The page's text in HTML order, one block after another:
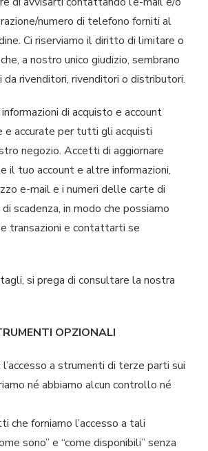
numero di telefono forniti al
Ci riserviamo il diritto di limitare o
a nostro unico giudizio, sembrano
rivenditori, rivenditori o distributori.
di acquisto e account
accurate per tutti gli acquisti
negozio. Accetti di aggiornare
il tuo account e altre informazioni,
e-mail e i numeri delle carte di
scadenza, in modo che possiamo
transazioni e contattarti se
si prega di consultare la nostra
OPZIONALI
a strumenti di terze parti sui
né abbiamo alcun controllo né
che forniamo l’accesso a tali
sono” e “come disponibili” senza